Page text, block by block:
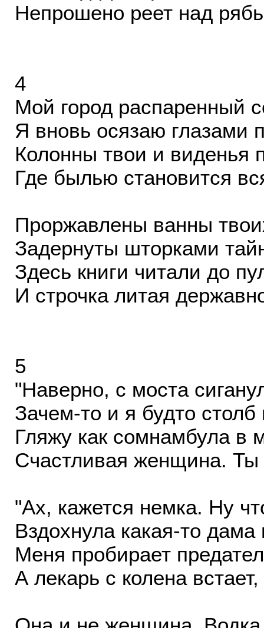
Непрошено реет над
4
Мой город распаренный
Я вновь осязаю глазами
Колонны твои и виденья
Где былью становится
Проржавлены ванны
Задернуты шторками
Здесь книги читали до
И строчка литая
5
"Наверно, с моста
Зачем-то и я будто столб
Гляжу как сомнамбула в
Счастливая женщина. Ты
"Ах, кажется немка. Ну
Вздохнула какая-то дама
Меня пробирает
А лекарь с колена